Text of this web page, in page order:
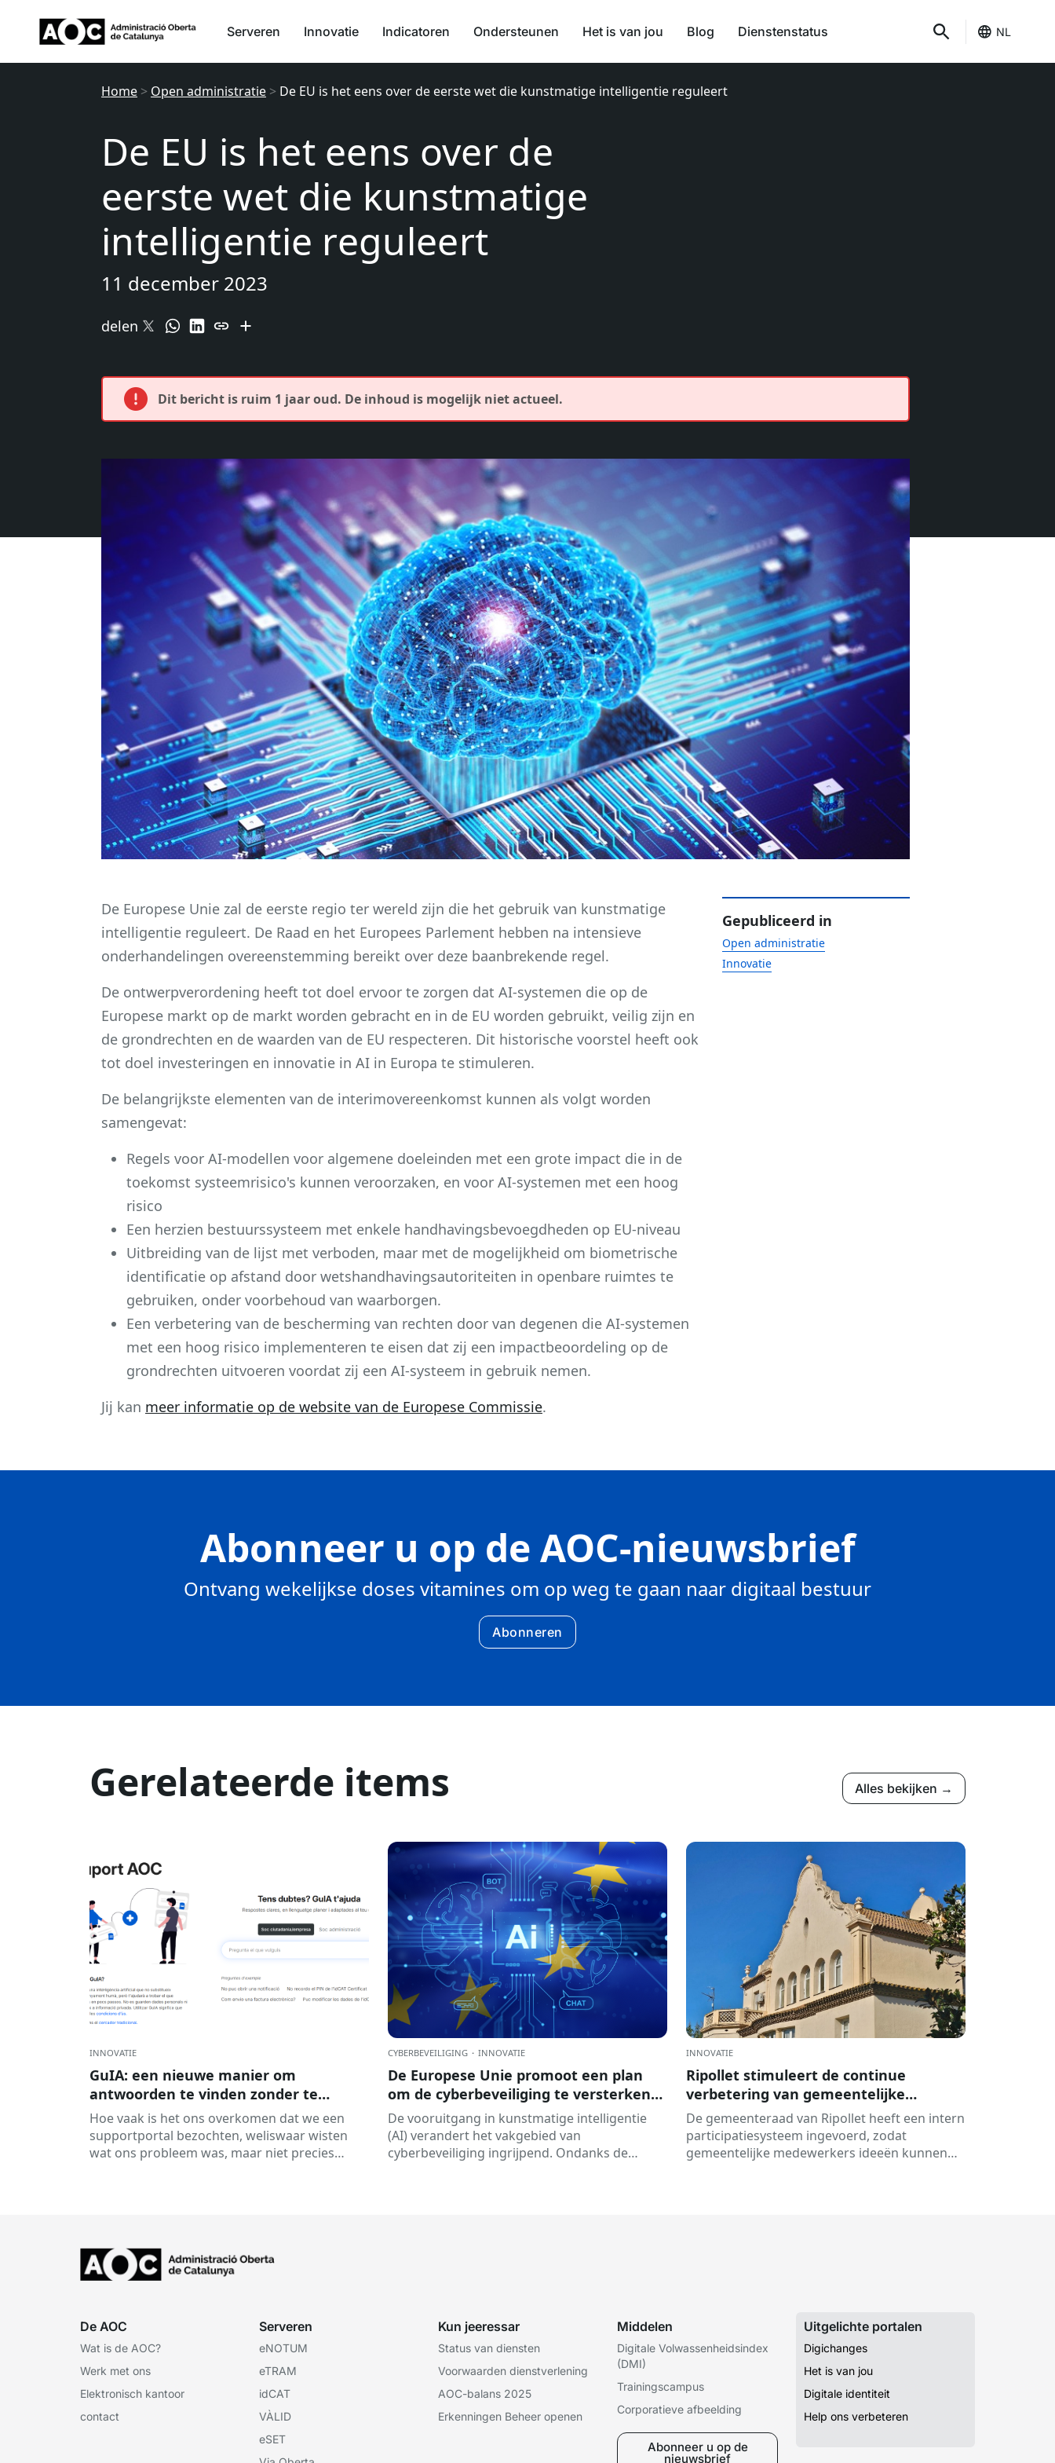
Serveren Innovatie Indicatoren Ondersteunen Het is van jou Blog Dienstenstatus NL
Home > Open administratie > De EU is het eens over de eerste wet die kunstmatige intelligentie reguleert
De EU is het eens over de
eerste wet die kunstmatige
intelligentie reguleert
11 december 2023
delen
Dit bericht is ruim 1 jaar oud. De inhoud is mogelijk niet actueel.
De Europese Unie zal de eerste regio ter wereld zijn die het gebruik van kunstmatige
intelligentie reguleert. De Raad en het Europees Parlement hebben na intensieve
onderhandelingen overeenstemming bereikt over deze baanbrekende regel.
De ontwerpverordening heeft tot doel ervoor te zorgen dat AI-systemen die op de
Europese markt op de markt worden gebracht en in de EU worden gebruikt, veilig zijn en
de grondrechten en de waarden van de EU respecteren. Dit historische voorstel heeft ook
tot doel investeringen en innovatie in AI in Europa te stimuleren.
De belangrijkste elementen van de interimovereenkomst kunnen als volgt worden
samengevat:
Regels voor AI-modellen voor algemene doeleinden met een grote impact die in de
toekomst systeemrisico's kunnen veroorzaken, en voor AI-systemen met een hoog
risico
Een herzien bestuurssysteem met enkele handhavingsbevoegdheden op EU-niveau
Uitbreiding van de lijst met verboden, maar met de mogelijkheid om biometrische
identificatie op afstand door wetshandhavingsautoriteiten in openbare ruimtes te
gebruiken, onder voorbehoud van waarborgen.
Een verbetering van de bescherming van rechten door van degenen die AI-systemen
met een hoog risico implementeren te eisen dat zij een impactbeoordeling op de
grondrechten uitvoeren voordat zij een AI-systeem in gebruik nemen.
Jij kan meer informatie op de website van de Europese Commissie.
Gepubliceerd in
Open administratie
Innovatie
Abonneer u op de AOC-nieuwsbrief
Ontvang wekelijkse doses vitamines om op weg te gaan naar digitaal bestuur
Abonneren
Gerelateerde items Alles bekijken →
INNOVATIE
GuIA: een nieuwe manier om
antwoorden te vinden zonder te
hoeven weten waar je naar moet
zoeken.
Hoe vaak is het ons overkomen dat we een
supportportal bezochten, weliswaar wisten
wat ons probleem was, maar niet precies
CYBERBEVEILIGING · INNOVATIE
De Europese Unie promoot een plan
om de cyberbeveiliging te versterken
in het licht van de uitdagingen van
kunstmatige intelligentie.
De vooruitgang in kunstmatige intelligentie
(AI) verandert het vakgebied van
cyberbeveiliging ingrijpend. Ondanks de
INNOVATIE
Ripollet stimuleert de continue
verbetering van gemeentelijke
diensten met een
samenwerkingsplatform voor ideeën:
DigiCanvis
De gemeenteraad van Ripollet heeft een intern
participatiesysteem ingevoerd, zodat
gemeentelijke medewerkers ideeën kunnen
De AOC
Wat is de AOC?
Werk met ons
Elektronisch kantoor
contact
Serveren
eNOTUM
eTRAM
idCAT
VÀLID
eSET
Kun jeeressar
Status van diensten
Voorwaarden dienstverlening
AOC-balans 2025
Erkenningen Beheer openen
Middelen
Digitale Volwassenheidsindex
(DMI)
Trainingscampus
Corporatieve afbeelding
Abonneer u op de
nieuwsbrief
Uitgelichte portalen
Digichanges
Het is van jou
Digitale identiteit
Help ons verbeteren